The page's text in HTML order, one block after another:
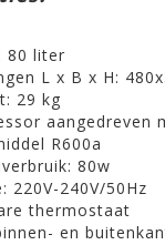
80 liter
L x B x H:
29 kg
aangedreven
R600a
80w
220V-240V/50Hz
thermostaat
en